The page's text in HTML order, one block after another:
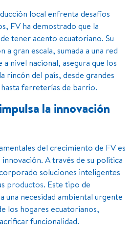
local enfrenta desafíos
FV ha demostrado que la
tener acento ecuatoriano. Su
a gran escala, sumada a una red
nivel nacional, asegura que los
rincón del país, desde grandes
ferreterías de barrio.
la innovación
del crecimiento de FV es
A través de su política
soluciones inteligentes
productos. Este tipo de
una necesidad ambiental urgente
los hogares ecuatorianos,
funcionalidad.